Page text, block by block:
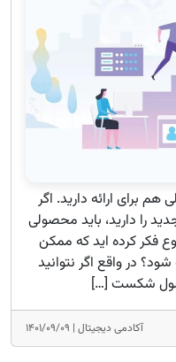
برای ارائه دارید. اگر
را دارید، باید محصولی
فکر کرده اید که ممکن
در واقع اگر نتوانید
شکست […]
آکادمی دیجیتال | ۱۴۰۱/۰۹/۰۹